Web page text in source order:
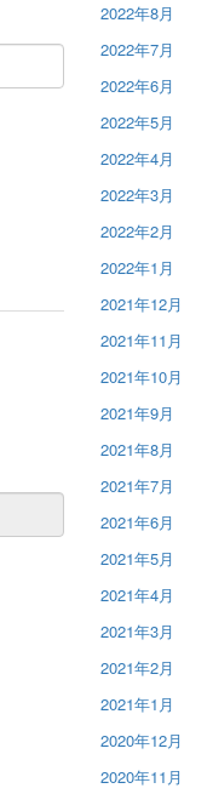
2022年8月
2022年7月
2022年6月
2022年5月
2022年4月
2022年3月
2022年2月
2022年1月
2021年12月
2021年11月
2021年10月
2021年9月
2021年8月
2021年7月
2021年6月
2021年5月
2021年4月
2021年3月
2021年2月
2021年1月
2020年12月
2020年11月